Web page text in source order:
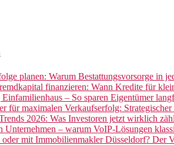
planen: Warum Bestattungsvorsorge in
finanzieren: Wann Kredite für
Einfamilienhaus – So sparen Eigentümer
für maximalen Verkaufserfolg:
2026: Was Investoren jetzt wirklich
– warum VoIP-Lösungen
mit Immobilienmakler Düsseldorf? Der